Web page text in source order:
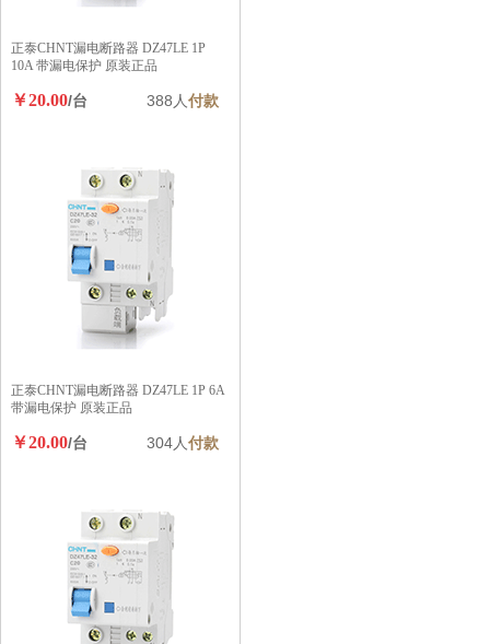
正泰CHNT漏电断路器 DZ47LE 1P
10A 带漏电保护 原装正品
￥20.00/台 388人付款
正泰CHNT漏电断路器 DZ47LE 1P 6A
带漏电保护 原装正品
￥20.00/台 304人付款